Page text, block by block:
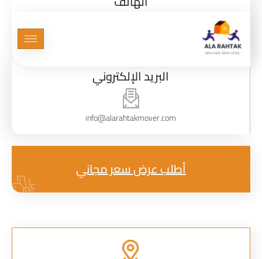
تواصل معناالبريد الإلكتروني
info@alarahtakmover.com
أطلب عرض سعر مجاني